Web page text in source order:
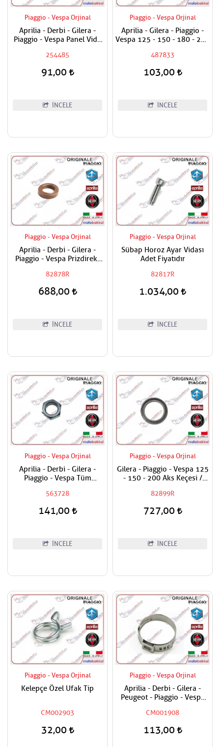
Piaggio - Vespa Orjinal
Aprilia - Derbi - Gilera -
Piaggio - Vespa Panel Vida
254485
91,00
İNCELE
Piaggio - Vespa Orjinal
Aprilia - Gilera - Piaggio -
Vespa 125 - 150 - 180 - 200
Ağırlık Plastiği
487833
103,00
İNCELE
Piaggio - Vespa Orjinal
Aprilia - Derbi - Gilera -
Piaggio - Vespa Prizdirekt
82878R
688,00
İNCELE
Piaggio - Vespa Orjinal
Sübap Horoz Ayar Vidası
Adet Fiyatıdır
82817R
1.034,00
İNCELE
Piaggio - Vespa Orjinal
Aprilia - Derbi - Gilera -
Piaggio - Vespa Tüm
Tekerlek Somunu
563728
141,00
İNCELE
Piaggio - Vespa Orjinal
Gilera - Piaggio - Vespa 125
- 150 - 200 Aks Keçesi /
82899R
727,00
İNCELE
Piaggio - Vespa Orjinal
Kelepçe Özel Ufak Tip
CM002903
32,00
Piaggio - Vespa Orjinal
Aprilia - Derbi - Gilera -
Peugeot - Piaggio - Vespa
Kelepçesi
CM001908
113,00